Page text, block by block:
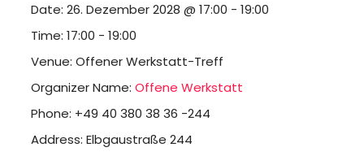
Date: 26. Dezember 2028 @ 17:00 - 19:00
Time: 17:00 - 19:00
Venue: Offener Werkstatt-Treff
Organizer Name: Offene Werkstatt
Phone: +49 40 380 38 36 -244
Address: Elbgaustraße 244